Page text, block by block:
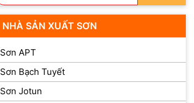
NHÀ SẢN XUẤT SƠN
Sơn APT
Sơn Bạch Tuyết
Sơn Jotun